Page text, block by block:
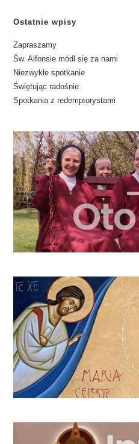
Ostatnie wpisy
Zapraszamy
Św. Alfonsie módl się za nami
Niezwykłe spotkanie
Świętując radośnie
Spotkania z redemptorystami